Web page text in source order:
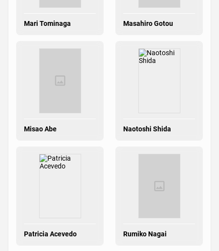
Mari Tominaga Masahiro Gotou
Misao Abe Naotoshi Shida
Patricia Acevedo Rumiko Nagai